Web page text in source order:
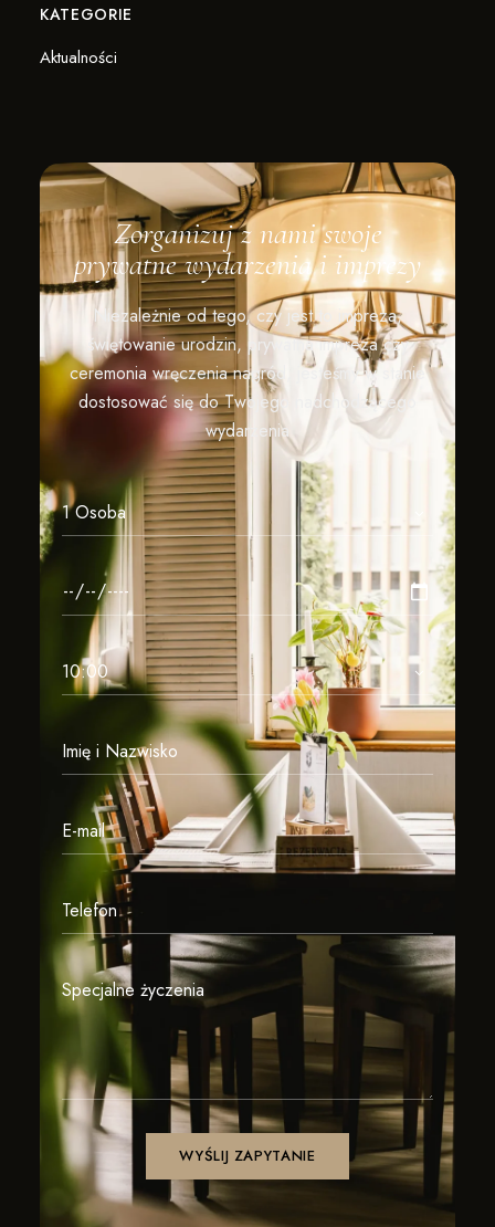
KATEGORIE
Aktualności
Zorganizuj z nami swoje
prywatne wydarzenia i imprezy
Niezależnie od tego, czy jest to impreza,
świętowanie urodzin, prywatna impreza czy
ceremonia wręczenia nagród, jesteśmy w stanie
dostosować się do Twojego nadchodzącego
wydarzenia